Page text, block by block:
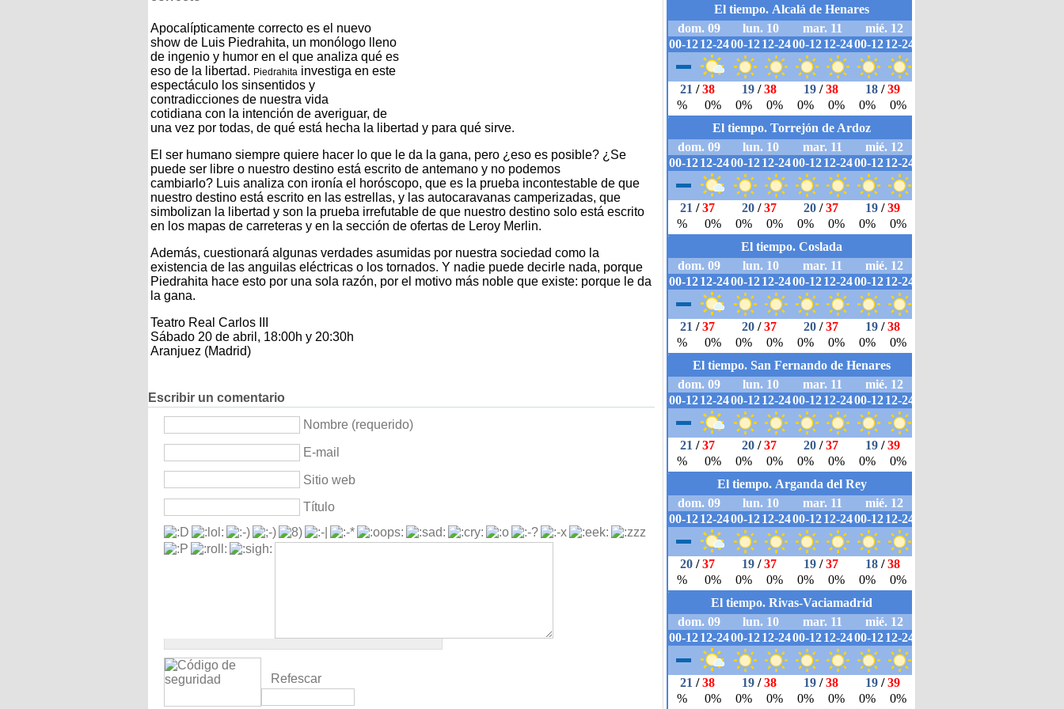
Apocalípticamente correcto es el nuevo
show de Luis Piedrahita, un monólogo lleno
de ingenio y humor en el que analiza qué es
eso de la libertad. Piedrahita investiga en este
espectáculo los sinsentidos y
contradicciones de nuestra vida
cotidiana con la intención de averiguar, de
una vez por todas, de qué está hecha la libertad y para qué sirve.
El ser humano siempre quiere hacer lo que le da la gana, pero ¿eso es posible? ¿Se
puede ser libre o nuestro destino está escrito de antemano y no podemos
cambiarlo? Luis analiza con ironía el horóscopo, que es la prueba incontestable de que
nuestro destino está escrito en las estrellas, y las autocaravanas camperizadas, que
simbolizan la libertad y son la prueba irrefutable de que nuestro destino solo está escrito
en los mapas de carreteras y en la sección de ofertas de Leroy Merlin.
Además, cuestionará algunas verdades asumidas por nuestra sociedad como la
existencia de las anguilas eléctricas o los tornados. Y nadie puede decirle nada, porque
Piedrahita hace esto por una sola razón, por el motivo más noble que existe: porque le da
la gana.
Teatro Real Carlos III
Sábado 20 de abril, 18:00h y 20:30h
Aranjuez (Madrid)
Escribir un comentario
Nombre (requerido)
E-mail
Sitio web
Título
Refescar